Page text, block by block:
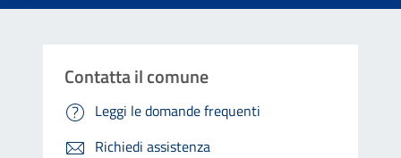
Contatta il comune
Leggi le domande frequenti
Richiedi assistenza